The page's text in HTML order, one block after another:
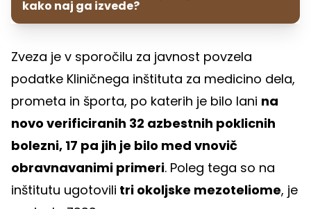
kako naj ga izvede?
Zveza je v sporočilu za javnost povzela
podatke Kliničnega inštituta za medicino dela,
prometa in športa, po katerih je bilo lani na
novo verificiranih 32 azbestnih poklicnih
bolezni, 17 pa jih je bilo med vnovič
obravnavanimi primeri. Poleg tega so na
inštitutu ugotovili tri okoljske mezoteliome, je